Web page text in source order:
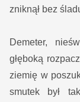
zniknął bez
Demeter,
głęboką
ziemię w
smutek był